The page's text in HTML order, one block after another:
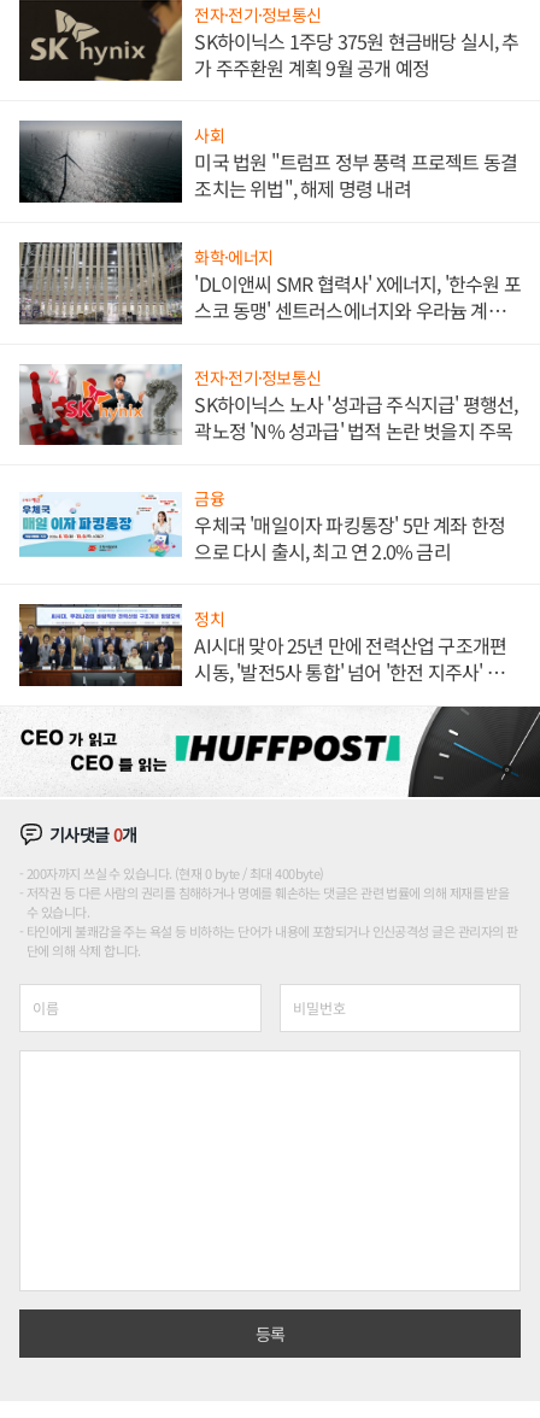
전자·전기·정보통신
SK하이닉스 1주당 375원 현금배당 실시, 추
가 주주환원 계획 9월 공개 예정
사회
미국 법원 "트럼프 정부 풍력 프로젝트 동결
조치는 위법", 해제 명령 내려
화학·에너지
'DL이앤씨 SMR 협력사' X에너지, '한수원 포
스코 동맹' 센트러스에너지와 우라늄 계약
전자·전기·정보통신
SK하이닉스 노사 '성과급 주식지급' 평행선,
곽노정 'N% 성과급' 법적 논란 벗을지 주목
금융
우체국 '매일이자 파킹통장' 5만 계좌 한정
으로 다시 출시, 최고 연 2.0% 금리
정치
AI시대 맞아 25년 만에 전력산업 구조개편
시동, '발전5사 통합' 넘어 '한전 지주사' 재편
기사댓글0개
200자까지 쓰실 수 있습니다. (현재 0 byte / 최대 400byte)
저작권 등 다른 사람의 권리를 침해하거나 명예를 훼손하는 댓글은 관련 법률에 의해 제재를 받을
수 있습니다.
타인에게 불쾌감을 주는 욕설 등 비하하는 단어가 내용에 포함되거나 인신공격성 글은 관리자의 판
단에 의해 삭제 합니다.